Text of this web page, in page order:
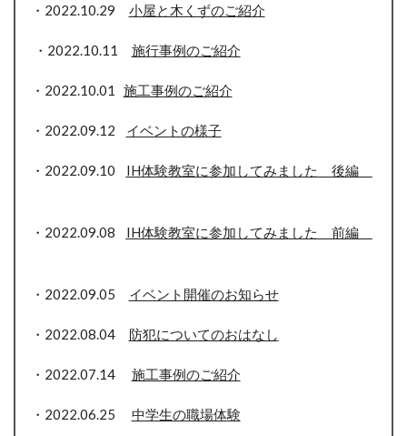
・2022.10.29 小屋と木くずのご紹介
・2022.10.11 施行事例のご紹介
・2022.10.01 施工事例のご紹介
・2022.09.12 イベントの様子
・2022.09.10 IH体験教室に参加してみました 後編
・2022.09.08 IH体験教室に参加してみました 前編
・2022.09.05 イベント開催のお知らせ
・2022.08.04 防犯についてのおはなし
・2022.07.14 施工事例のご紹介
・2022.06.25 中学生の職場体験